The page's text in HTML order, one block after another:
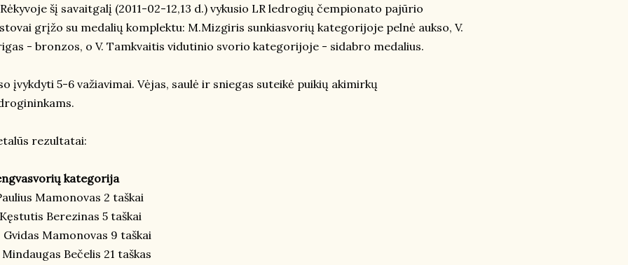
šį savaitgalį (2011-02-12,13 d.) vykusio LR ledrogių čempionato pajūrio
grįžo su medalių komplektu: M.Mizgiris sunkiasvorių kategorijoje pelnė aukso, V.
- bronzos, o V. Tamkvaitis vidutinio svorio kategorijoje - sidabro medalius.
įvykdyti 5-6 važiavimai. Vėjas, saulė ir sniegas suteikė puikių akimirkų
rezultatai:
kategorija
Mamonovas 2 taškai
Berezinas 5 taškai
Mamonovas 9 taškai
Bečelis 21 taškas